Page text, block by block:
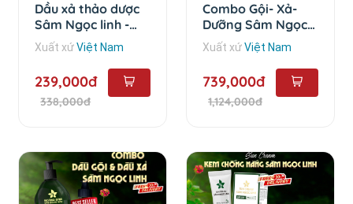
Dầu xả thảo dược
Sâm Ngọc linh -
350
Xuất xứViệt Nam
239,000đ
338,000đ
Combo Gội- Xả-
Dưỡng Sâm Ngọc
Linh - Combo 3 sản
phẩm
Xuất xứViệt Nam
739,000đ
1,124,000đ